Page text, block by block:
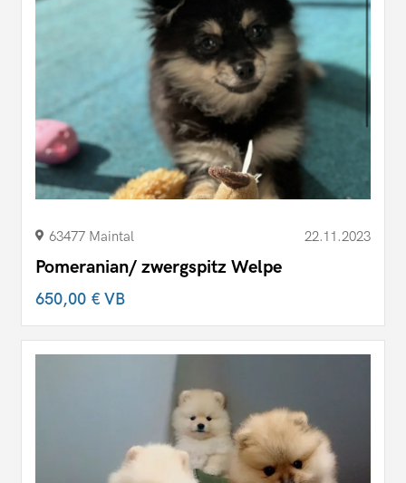
63477 Maintal 22.11.2023
Pomeranian/ zwergspitz Welpe
650,00 €VB